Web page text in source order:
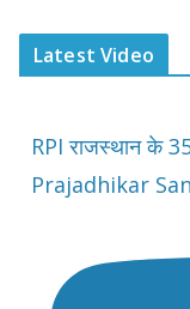
Latest Video
RPI राजस्थान के
Prajadhikar